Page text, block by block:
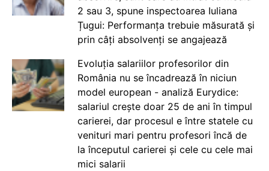
2 sau 3, spune inspectoarea Iuliana
Țugui: Performanța trebuie măsurată și
prin câți absolvenți se angajează
Evoluția salariilor profesorilor din
România nu se încadrează în niciun
model european - analiză Eurydice:
salariul crește doar 25 de ani în timpul
carierei, dar procesul e între statele cu
venituri mari pentru profesori încă de
la începutul carierei și cele cu cele mai
mici salarii